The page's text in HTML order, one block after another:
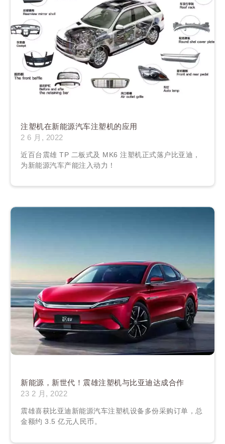
注塑机在新能源汽车注塑机的应用
2 6 月, 2022
近百台震雄 TP 二板式及 MK6 注塑机正式落户比亚迪，
为新能源汽车产能注入动力！
新能源，新世代！震雄注塑机与比亚迪达成合作
23 2 月, 2022
震雄喜获比亚迪新能源汽车注塑机设备多份采购订单，总
金额约 3.5 亿元人民币。